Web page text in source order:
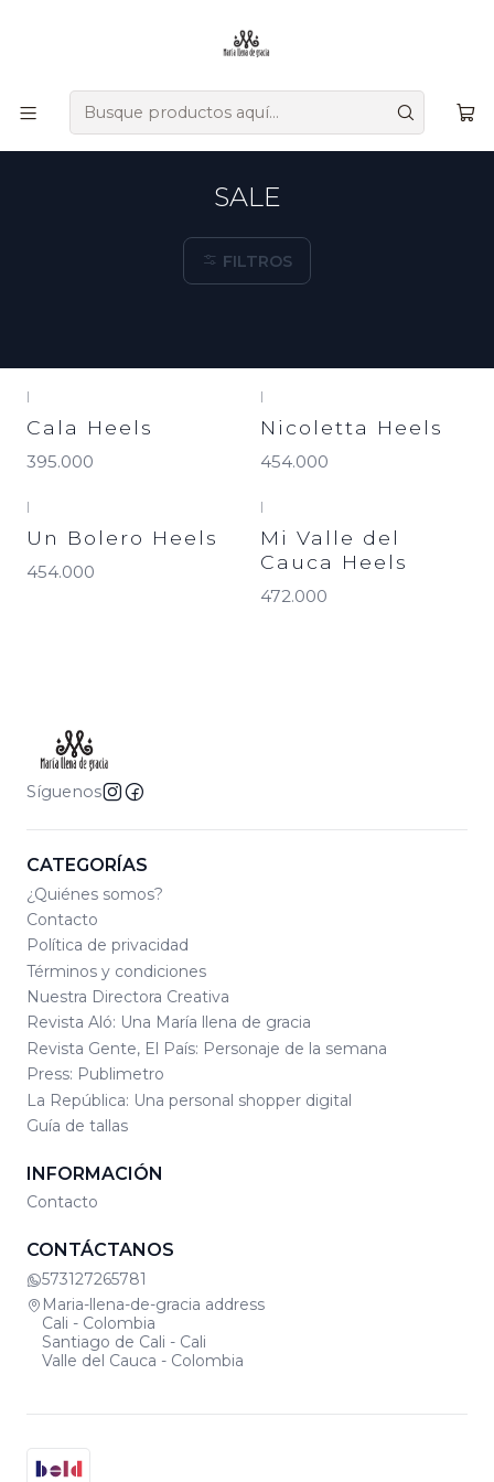
diseño y comodidad, creados a mano por artesanos
colombianos que transmiten su herencia en cada detalle.
SALE
FILTROS
|
Cala Heels
395.000
|
Nicoletta Heels
454.000
|
Un Bolero Heels
454.000
|
Mi Valle del
Cauca Heels
472.000
Síguenos
CATEGORÍAS
¿Quiénes somos?
Contacto
Política de privacidad
Términos y condiciones
Nuestra Directora Creativa
Revista Aló: Una María llena de gracia
Revista Gente, El País: Personaje de la semana
Press: Publimetro
La República: Una personal shopper digital
Guía de tallas
INFORMACIÓN
Contacto
CONTÁCTANOS
573127265781
Maria-llena-de-gracia address
Cali - Colombia
Santiago de Cali - Cali
Valle del Cauca - Colombia